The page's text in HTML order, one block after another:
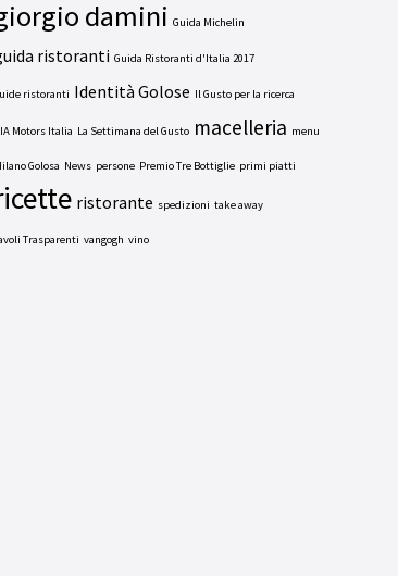
damini Guida Michelin
ristoranti Guida Ristoranti d'Italia 2017
ristoranti Identità Golose Il Gusto per la ricerca
Motors Italia La Settimana del Gusto macelleria menu
Golosa News persone Premio Tre Bottiglie primi piatti
ristorante spedizioni take away
Trasparenti vangogh vino